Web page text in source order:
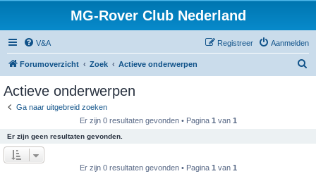
MG-Rover Club Nederland
V&A Aanmelden
Registreer
Forumoverzicht Zoek Actieve onderwerpen
Actieve onderwerpen
Ga naar uitgebreid zoeken
Er zijn 0 resultaten gevonden • Pagina 1 van 1
Er zijn geen resultaten gevonden.
Er zijn 0 resultaten gevonden • Pagina 1 van 1